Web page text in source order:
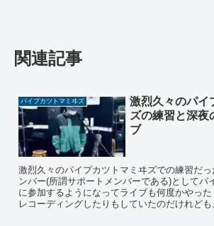
関連記事
パイプカツトマミヰズ
激烈久々のパイ
ズの練習と深夜
ブ
激烈久々のパイプカツトマミヰズでの練習だ
ンバー(所謂サポートメンバーである)としてパ
に参加するようになってライブも何度かやっ
レコーディングしたりもしていたのだけれども